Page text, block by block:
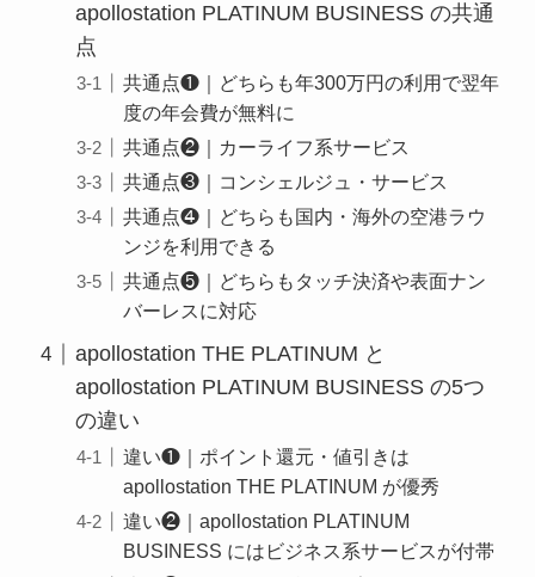
apollostation PLATINUM BUSINESS の共通
点
共通点❶｜どちらも年300万円の利用で翌年
度の年会費が無料に
共通点❷｜カーライフ系サービス
共通点❸｜コンシェルジュ・サービス
共通点❹｜どちらも国内・海外の空港ラウ
ンジを利用できる
共通点❺｜どちらもタッチ決済や表面ナン
バーレスに対応
apollostation THE PLATINUM と
apollostation PLATINUM BUSINESS の5つ
の違い
違い❶｜ポイント還元・値引きは
apollostation THE PLATINUM が優秀
違い❷｜apollostation PLATINUM
BUSINESS にはビジネス系サービスが付帯